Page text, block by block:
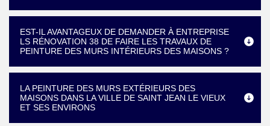
EST-IL AVANTAGEUX DE DEMANDER À ENTREPRISE
LS RÉNOVATION 38 DE FAIRE LES TRAVAUX DE
PEINTURE DES MURS INTÉRIEURS DES MAISONS ?
LA PEINTURE DES MURS EXTÉRIEURS DES
MAISONS DANS LA VILLE DE SAINT JEAN LE VIEUX
ET SES ENVIRONS